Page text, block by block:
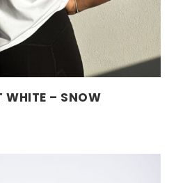
WHITE – SNOW